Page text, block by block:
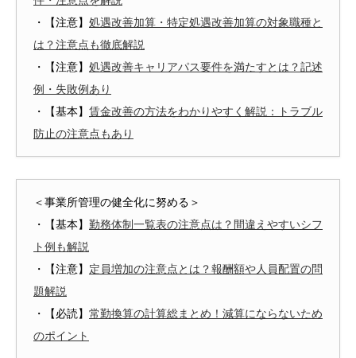
・【注意】 処遇改善加算・特定処遇改善加算の対象職種と
は？注意点も徹底解説
・【注意】 処遇改善キャリアパス要件を満たすとは？記述
例・失敗例あり
・【基本】 賃金改善の方法をわかりやすく解説：トラブル
防止の注意点もあり
＜事業所管理の健全化に努める＞
・【基本】 勤務体制一覧表の注意点は？間違えやすいシフ
ト例も解説
・【注意】 定員増加の注意点とは？報酬額や人員配置の問
題解説
・【必読】 常勤換算の計算総まとめ！減算にならないため
のポイント